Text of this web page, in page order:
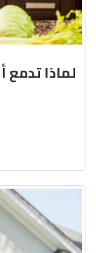
لماذا تدمع